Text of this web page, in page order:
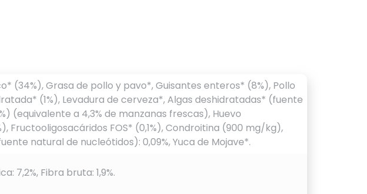
(34%), Grasa de pollo y pavo*, Guisantes enteros* (8%), Pollo
(1%), Levadura de cerveza*, Algas deshidratadas* (fuente
(equivalente a 4,3% de manzanas frescas), Huevo
Fructooligosacáridos FOS* (0,1%), Condroitina (900 mg/kg),
natural de nucleótidos): 0,09%, Yuca de Mojave*.
7,2%, Fibra bruta: 1,9%.